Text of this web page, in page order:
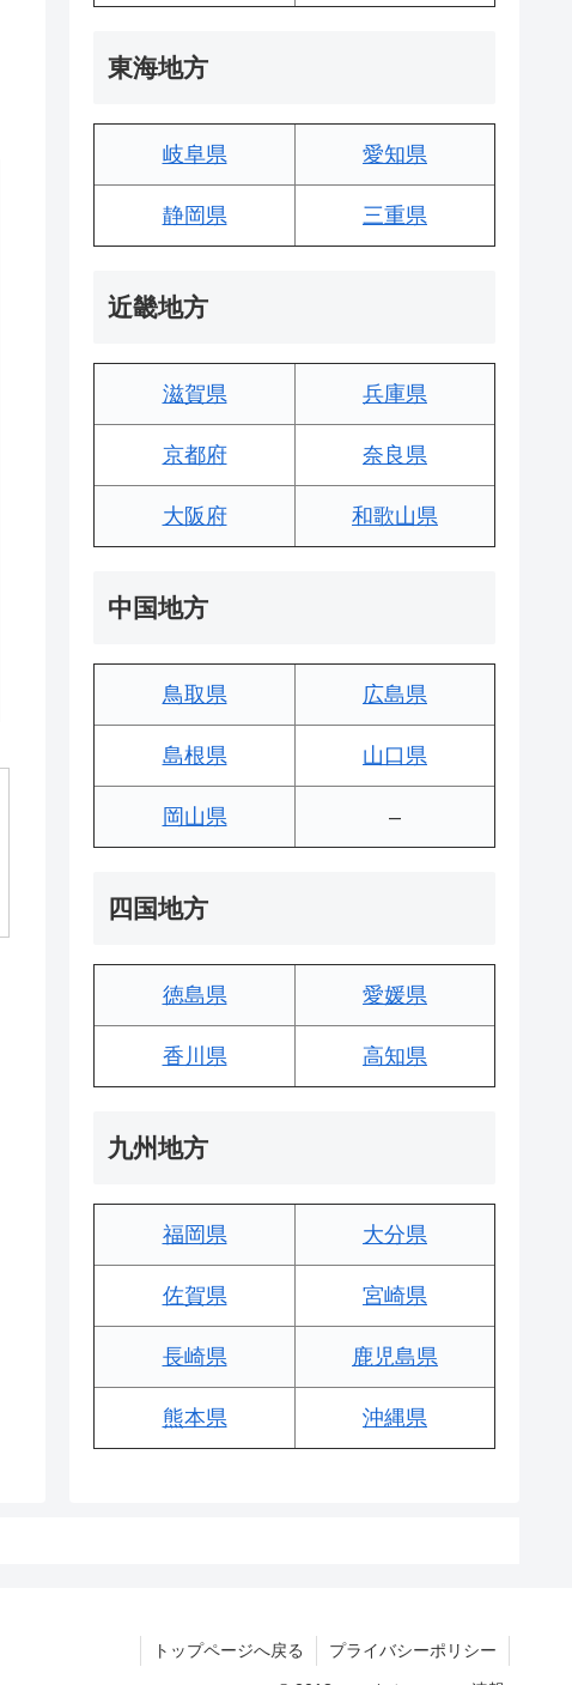
東海地方
岐阜県 愛知県
静岡県 三重県
近畿地方
滋賀県 兵庫県
京都府 奈良県
大阪府 和歌山県
中国地方
鳥取県 広島県
島根県 山口県
岡山県 –
四国地方
徳島県 愛媛県
香川県 高知県
九州地方
福岡県 大分県
佐賀県 宮崎県
長崎県 鹿児島県
熊本県 沖縄県
トップページへ戻る プライバシーポリシー